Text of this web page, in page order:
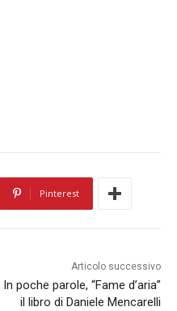
Pinterest
Articolo successivo
In poche parole, “Fame d’aria”
il libro di Daniele Mencarelli